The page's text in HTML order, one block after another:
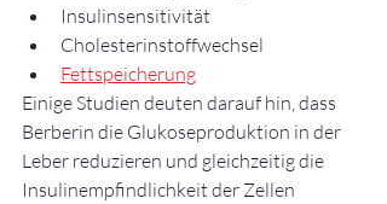
Insulinsensitivität
Cholesterinstoffwechsel
Fettspeicherung
Einige Studien deuten darauf hin, dass
Berberin die Glukoseproduktion in der
Leber reduzieren und gleichzeitig die
Insulinempfindlichkeit der Zellen